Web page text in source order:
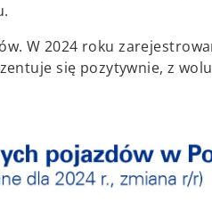
W 2024 roku
się pozytywnie, z